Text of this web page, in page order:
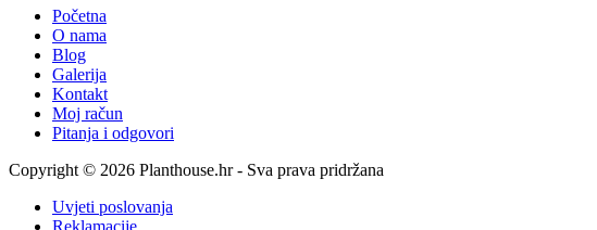
Početna
O nama
Blog
Galerija
Kontakt
Moj račun
Pitanja i odgovori
Copyright © 2026 Planthouse.hr - Sva prava pridržana
Uvjeti poslovanja
Reklamacije